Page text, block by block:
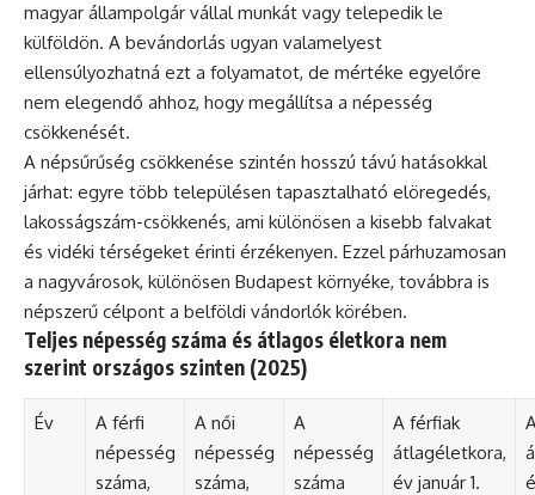
magyar állampolgár vállal munkát vagy telepedik le
külföldön. A bevándorlás ugyan valamelyest
ellensúlyozhatná ezt a folyamatot, de mértéke egyelőre
nem elegendő ahhoz, hogy megállítsa a népesség
csökkenését.
A népsűrűség csökkenése szintén hosszú távú hatásokkal
járhat: egyre több településen tapasztalható elöregedés,
lakosságszám-csökkenés, ami különösen a kisebb falvakat
és vidéki térségeket érinti érzékenyen. Ezzel párhuzamosan
a nagyvárosok, különösen Budapest környéke, továbbra is
népszerű célpont a belföldi vándorlók körében.
Teljes népesség száma és átlagos életkora nem
szerint országos szinten (2025)
Év
A férfi
népesség
száma,
A női
népesség
száma,
A
népesség
száma
A férfiak
átlagéletkora,
év január 1.